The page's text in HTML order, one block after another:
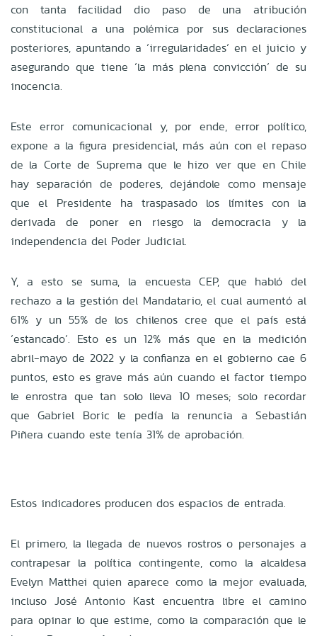
con tanta facilidad dio paso de una atribución
constitucional a una polémica por sus declaraciones
posteriores, apuntando a ´irregularidades´ en el juicio y
asegurando que tiene ´la más plena convicción´ de su
inocencia.
Este error comunicacional y, por ende, error político,
expone a la figura presidencial, más aún con el repaso
de la Corte de Suprema que le hizo ver que en Chile
hay separación de poderes, dejándole como mensaje
que el Presidente ha traspasado los límites con la
derivada de poner en riesgo la democracia y la
independencia del Poder Judicial.
Y, a esto se suma, la encuesta CEP, que habló del
rechazo a la gestión del Mandatario, el cual aumentó al
61% y un 55% de los chilenos cree que el país está
´estancado´. Esto es un 12% más que en la medición
abril-mayo de 2022 y la confianza en el gobierno cae 6
puntos, esto es grave más aún cuando el factor tiempo
le enrostra que tan solo lleva 10 meses; solo recordar
que Gabriel Boric le pedía la renuncia a Sebastián
Piñera cuando este tenía 31% de aprobación.
Estos indicadores producen dos espacios de entrada.
El primero, la llegada de nuevos rostros o personajes a
contrapesar la política contingente, como la alcaldesa
Evelyn Matthei quien aparece como la mejor evaluada,
incluso José Antonio Kast encuentra libre el camino
para opinar lo que estime, como la comparación que le